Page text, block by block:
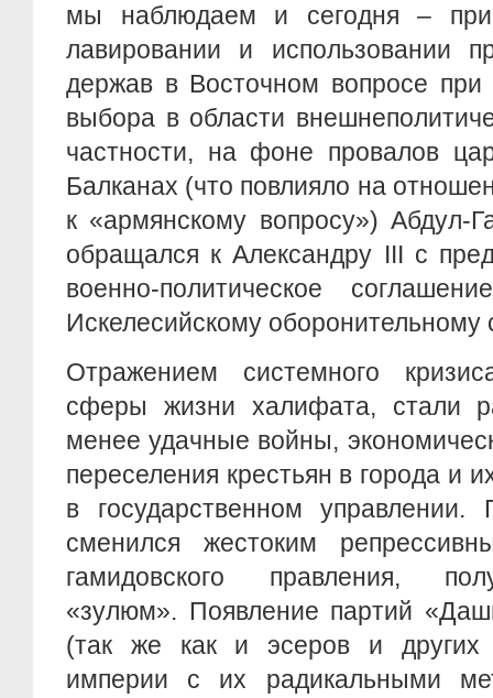
мы наблюдаем и сегодня –
лавировании и использовании
держав в Восточном вопросе при
выбора в области
частности, на фоне провалов
Балканах (что повлияло на
к «армянскому вопросу») Абдул-
обращался к Александру III с
военно-политическое
Искелесийскому оборонительному
Отражением системного
сферы жизни халифата, стали
менее удачные войны,
переселения крестьян в города и
в государственном управлении.
сменился жестоким
гамидовского правления,
«зулюм». Появление партий
(так же как и эсеров и других
империи с их радикальными